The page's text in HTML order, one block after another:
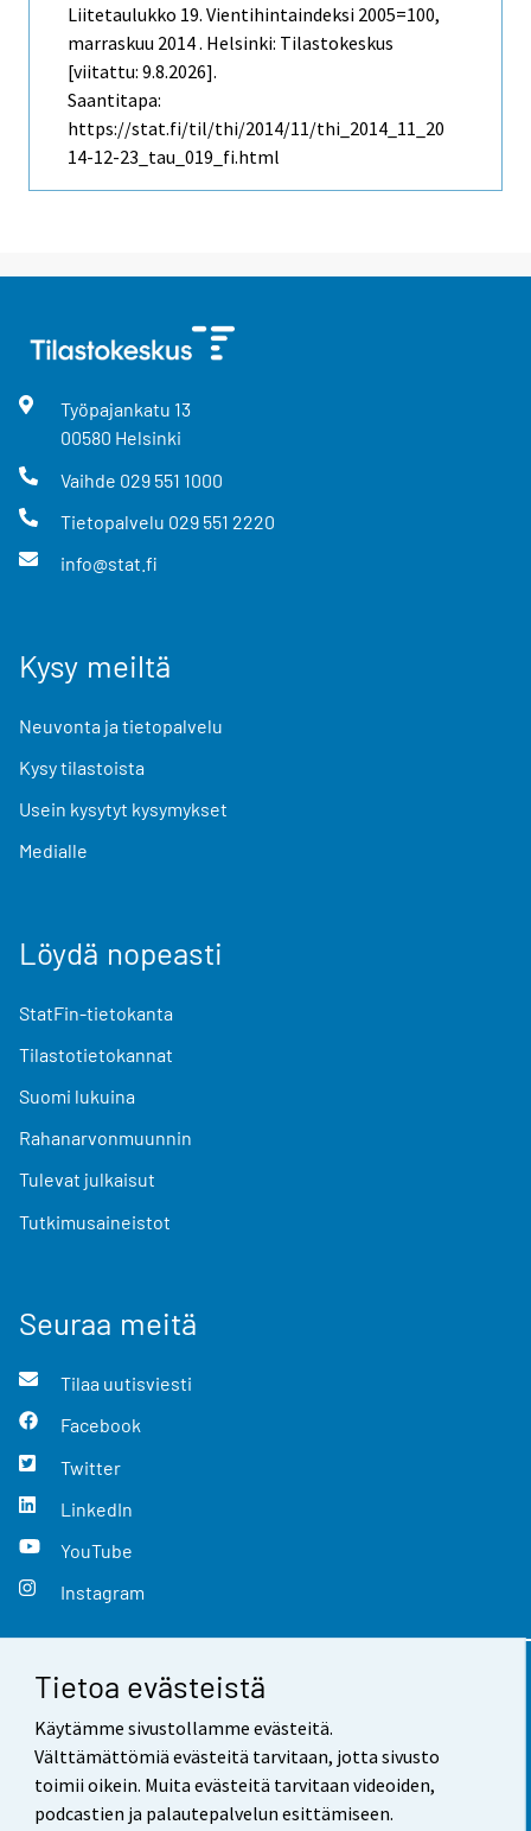
Tietoa evästeistä
Käytämme sivustollamme evästeitä.
Välttämättömiä evästeitä tarvitaan, jotta sivusto
toimii oikein. Muita evästeitä tarvitaan videoiden,
podcastien ja palautepalvelun esittämiseen.
Liitetaulukko 19. Vientihintaindeksi 2005=100,
marraskuu 2014 . Helsinki: Tilastokeskus
[viitattu: 9.8.2026].
Saantitapa:
https://stat.fi/til/thi/2014/11/thi_2014_11_20
14-12-23_tau_019_fi.html
Työpajankatu 13
00580 Helsinki
Vaihde 029 551 1000
Tietopalvelu 029 551 2220
info@stat.fi
Kysy meiltä
Neuvonta ja tietopalvelu
Kysy tilastoista
Usein kysytyt kysymykset
Medialle
Löydä nopeasti
StatFin-tietokanta
Tilastotietokannat
Suomi lukuina
Rahanarvonmuunnin
Tulevat julkaisut
Tutkimusaineistot
Seuraa meitä
Tilaa uutisviesti
Facebook
Twitter
LinkedIn
YouTube
Instagram
Yhteystiedot
Palaute
Käyttöehdot